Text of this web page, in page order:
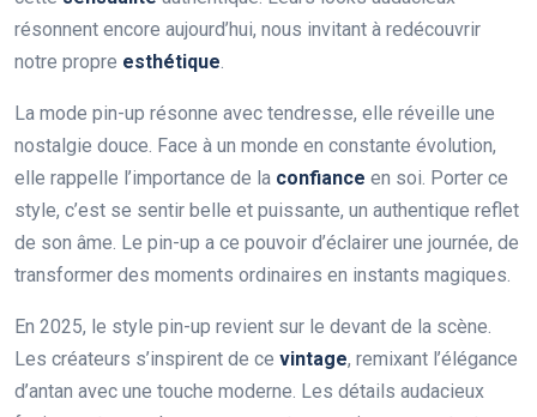
résonnent encore aujourd’hui, nous invitant à redécouvrir
notre propre esthétique.
La mode pin-up résonne avec tendresse, elle réveille une
nostalgie douce. Face à un monde en constante évolution,
elle rappelle l’importance de la confiance en soi. Porter ce
style, c’est se sentir belle et puissante, un authentique reflet
de son âme. Le pin-up a ce pouvoir d’éclairer une journée, de
transformer des moments ordinaires en instants magiques.
En 2025, le style pin-up revient sur le devant de la scène.
Les créateurs s’inspirent de ce vintage, remixant l’élégance
d’antan avec une touche moderne. Les détails audacieux